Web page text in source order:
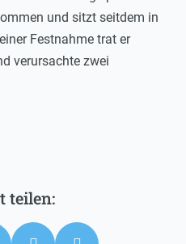
und sitzt seitdem in
Festnahme trat er
verursachte zwei